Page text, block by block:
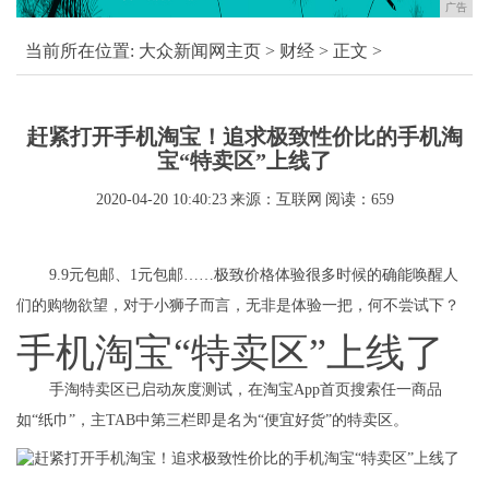
广告
当前所在位置: 大众新闻网主页 > 财经 > 正文 >
赶紧打开手机淘宝！追求极致性价比的手机淘
宝“特卖区”上线了
2020-04-20 10:40:23 来源：互联网 阅读：659
9.9元包邮、1元包邮……极致价格体验很多时候的确能唤醒人
们的购物欲望，对于小狮子而言，无非是体验一把，何不尝试下？
手机淘宝“特卖区”上线了
手淘特卖区已启动灰度测试，在淘宝App首页搜索任一商品
如“纸巾”，主TAB中第三栏即是名为“便宜好货”的特卖区。